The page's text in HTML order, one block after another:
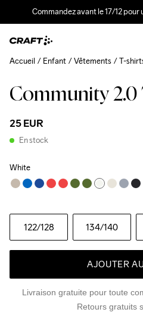
Commandez avant le 17/12 pour
Community 2.0
25 EUR
En stock
White
122/128 134/140
AJOUTER
Livraison gratuite pour toute
Retours gratuits
Accueil Enfant Vêtements T-